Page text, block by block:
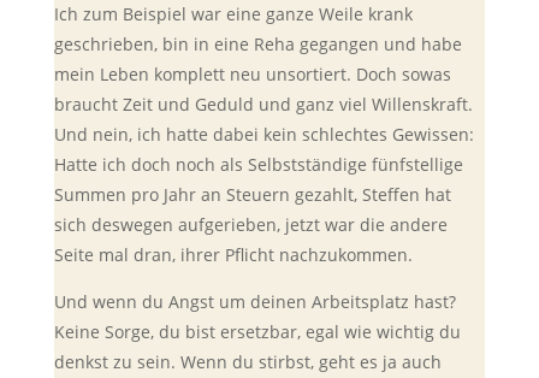
Ich zum Beispiel war eine ganze Weile krank
geschrieben, bin in eine Reha gegangen und habe
mein Leben komplett neu unsortiert. Doch sowas
braucht Zeit und Geduld und ganz viel Willenskraft.
Und nein, ich hatte dabei kein schlechtes Gewissen:
Hatte ich doch noch als Selbstständige fünfstellige
Summen pro Jahr an Steuern gezahlt, Steffen hat
sich deswegen aufgerieben, jetzt war die andere
Seite mal dran, ihrer Pflicht nachzukommen.
Und wenn du Angst um deinen Arbeitsplatz hast?
Keine Sorge, du bist ersetzbar, egal wie wichtig du
denkst zu sein. Wenn du stirbst, geht es ja auch